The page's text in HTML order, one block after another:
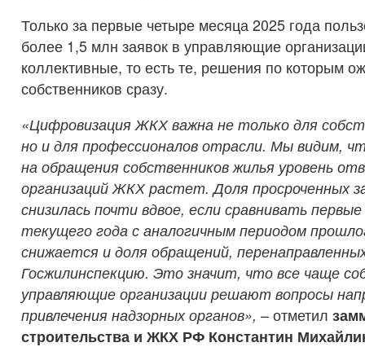
Только за первые четыре месяца 2025 года
более 1,5 млн заявок в управляющие
коллективные, то есть те, решения по которым
собственников сразу.
«Цифровизация ЖКХ важна не только для
но и для профессионалов отрасли. Мы видим,
на обращения собственников жилья уровень
организаций ЖКХ растет. Доля просроченных
снизилась почти вдвое, если сравнивать
текущего года с аналогичным периодом
снижается и доля обращений,
Госжилинспекцию. Это значит, что все чаще
управляющие организации решают вопросы
привлечения надзорных органов», – отметил
строительства и ЖКХ РФ Константин